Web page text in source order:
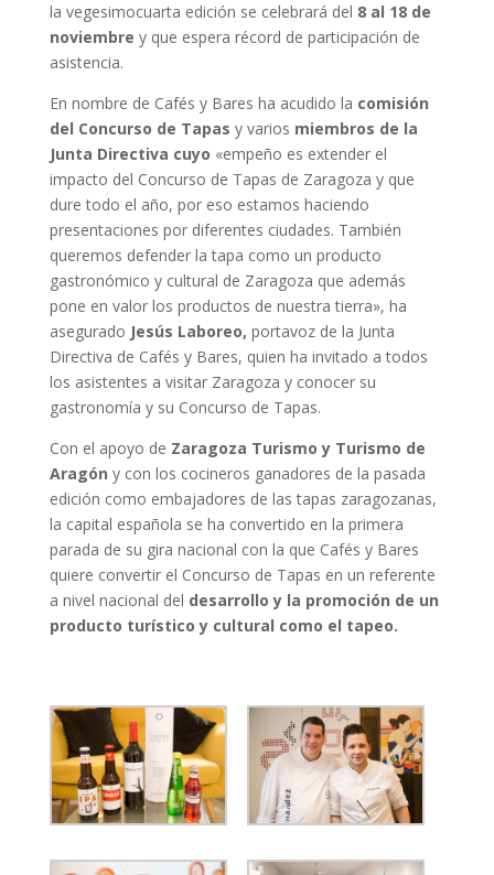
la vegesimocuarta edición se celebrará del 8 al 18 de
noviembre y que espera récord de participación de
asistencia.
En nombre de Cafés y Bares ha acudido la comisión
del Concurso de Tapas y varios miembros de la
Junta Directiva cuyo «empeño es extender el
impacto del Concurso de Tapas de Zaragoza y que
dure todo el año, por eso estamos haciendo
presentaciones por diferentes ciudades. También
queremos defender la tapa como un producto
gastronómico y cultural de Zaragoza que además
pone en valor los productos de nuestra tierra», ha
asegurado Jesús Laboreo, portavoz de la Junta
Directiva de Cafés y Bares, quien ha invitado a todos
los asistentes a visitar Zaragoza y conocer su
gastronomía y su Concurso de Tapas.
Con el apoyo de Zaragoza Turismo y Turismo de
Aragón y con los cocineros ganadores de la pasada
edición como embajadores de las tapas zaragozanas,
la capital española se ha convertido en la primera
parada de su gira nacional con la que Cafés y Bares
quiere convertir el Concurso de Tapas en un referente
a nivel nacional del desarrollo y la promoción de un
producto turístico y cultural como el tapeo.